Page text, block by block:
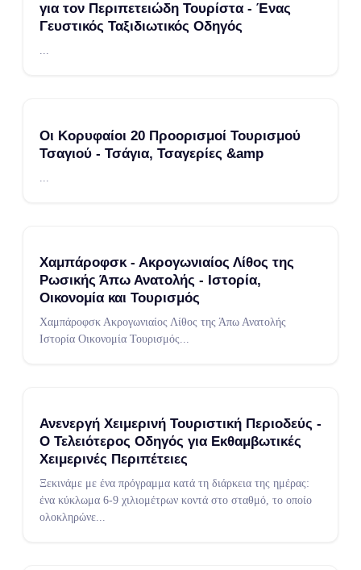
για τον Περιπετειώδη Τουρίστα - Ένας
Γευστικός Ταξιδιωτικός Οδηγός
...
Οι Κορυφαίοι 20 Προορισμοί Τουρισμού
Τσαγιού - Τσάγια, Τσαγερίες &amp
Χαμπάροφσκ - Ακρογωνιαίος Λίθος της
Ρωσικής Άπω Ανατολής - Ιστορία,
Οικονομία και Τουρισμός
Χαμπάροφσκ Ακρογωνιαίος Λίθος της Άπω Ανατολής
Ιστορία Οικονομία Τουρισμός
Ανενεργή Χειμερινή Τουριστική Περιοδεύς -
Ο Τελειότερος Οδηγός για Εκθαμβωτικές
Χειμερινές Περιπέτειες
Ξεκινάμε με ένα πρόγραμμα κατά τη διάρκεια της ημέρας:
ένα κύκλωμα 6-9 χιλιομέτρων κοντά στο σταθμό, το οποίο
ολοκληρώνε